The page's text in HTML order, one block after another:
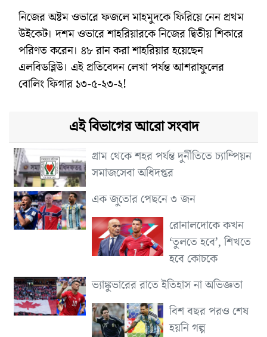
নিজের অষ্টম ওভারে ফজলে মাহমুদকে ফিরিয়ে নেন প্রথম
উইকেট। দশম ওভারে শাহরিয়ারকে নিজের দ্বিতীয় শিকারে
পরিণত করেন। ৪৮ রান করা শাহরিয়ার হয়েছেন
এলবিডব্লিউ। এই প্রতিবেদন লেখা পর্যন্ত আশরাফুলের
বোলিং ফিগার ১৩-৫-২৩-২!
এই বিভাগের আরো সংবাদ
গ্রাম থেকে শহর পর্যন্ত দুর্নীতিতে চ্যাম্পিয়ন
সমাজসেবা অধিদপ্তর
এক জুতোর পেছনে ৩ জন
রোনালদোকে কখন
‘তুলতে হবে’, শিখতে
হবে কোচকে
ভ্যাঙ্কুভারের রাতে ইতিহাস না অভিজ্ঞতা
বিশ বছর পরও শেষ
হয়নি গল্প